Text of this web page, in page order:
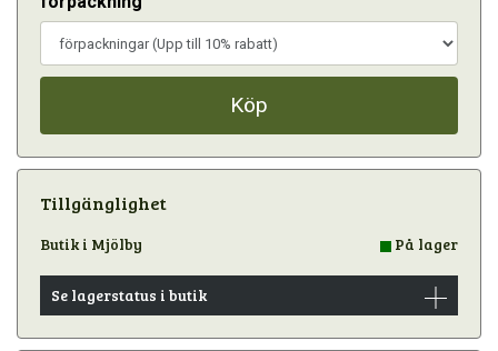
Köp
Tillgänglighet
Butik i Mjölby På lager
Se lagerstatus i butik